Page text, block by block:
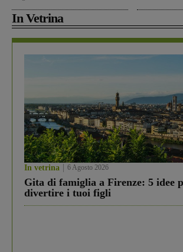
In Vetrina
In vetrina 6 Agosto 2026
Gita di famiglia a Firenze: 5 idee
divertire i tuoi figli